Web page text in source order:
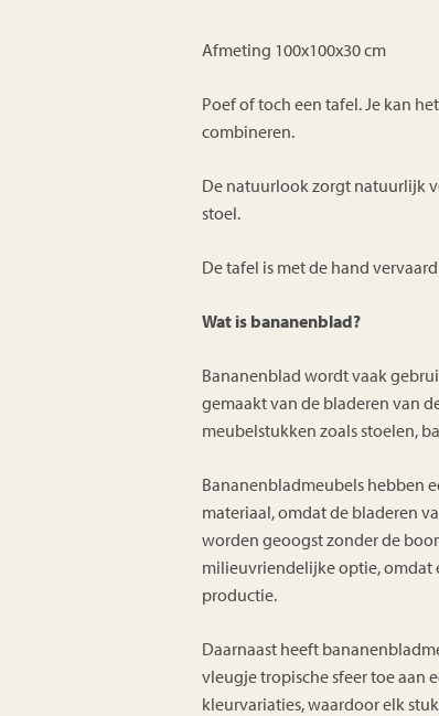
Afmeting 100x100x30 cm
Poef of toch een tafel. Je kan
combineren.
De natuurlook zorgt natuurlijk
stoel.
De tafel is met de hand
Wat is bananenblad?
Bananenblad wordt vaak
gemaakt van de bladeren van
meubelstukken zoals stoelen,
Bananenbladmeubels hebben
materiaal, omdat de bladeren
worden geoogst zonder de
milieuvriendelijke optie, omdat
productie.
Daarnaast heeft
vleugje tropische sfeer toe aan
kleurvariaties, waardoor elk